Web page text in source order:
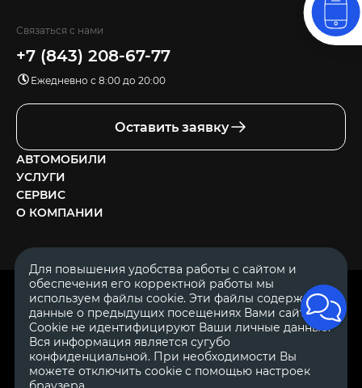
Связаться с нами
+7 (843) 208-67-77
Ежедневно с 8:00 до 20:00
Оставить заявку
АВТОМОБИЛИ
УСЛУГИ
СЕРВИС
О КОМПАНИИ
© 2007—2026 «Диалог Авто» — автосалон. Все права защищены.
Обращаем Ваше внимание на то, что данный Интернет-сайт
носит исключительно информационный характер и ни при
каких условиях не является публичной офертой, определяемой
положениями Статьи 437 Гражданского Кодекса Российской
ОГРН 1111644005153
ИНН 1644062657
Для повышения удобства работы с сайтом и
обеспечения его корректной работы мы
используем файлы cookie. Эти файлы содержат
данные о предыдущих посещениях Вами сайта.
Cookie не идентифицируют Ваши личные данные.
Вся информация является сугубо
конфиденциальной. При необходимости Вы
можете отключить cookie с помощью настроек